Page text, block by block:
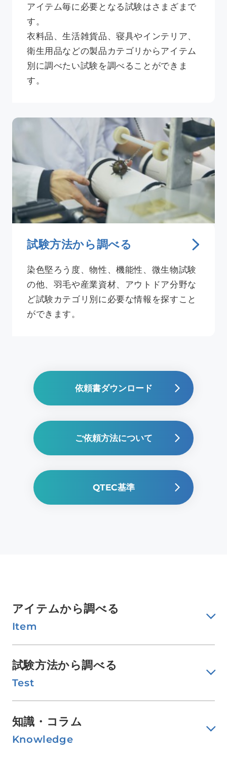
アイテム毎に必要となる試験はさまざまで
す。
衣料品、生活雑貨品、寝具やインテリア、
衛生用品などの製品カテゴリからアイテム
別に調べたい試験を調べることができま
す。
試験方法から調べる
染色堅ろう度、物性、機能性、微生物試験
の他、羽毛や産業資材、アウトドア分野な
ど試験カテゴリ別に必要な情報を探すこと
ができます。
依頼書ダウンロード
ご依頼方法について
QTEC基準
アイテムから調べる
Item
試験方法から調べる
Test
知識・コラム
Knowledge